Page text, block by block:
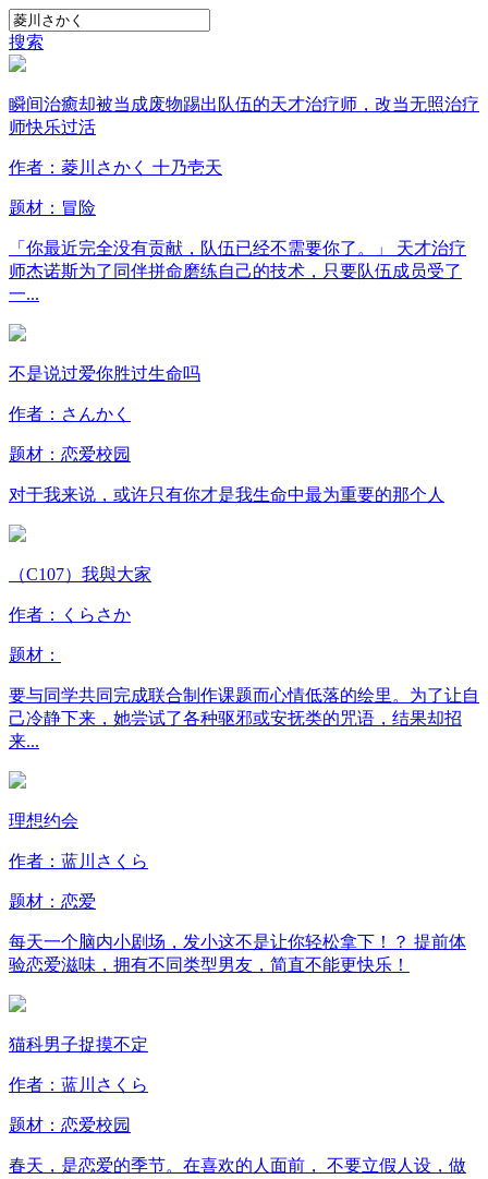
搜索
瞬间治癒却被当成废物踢出队伍的天才治疗师，改当无照治疗
师快乐过活
作者：菱川さかく 十乃壱天
题材： 冒险
「你最近完全没有贡献，队伍已经不需要你了。」 天才治疗
师杰诺斯为了同伴拼命磨练自己的技术，只要队伍成员受了
一...
不是说过爱你胜过生命吗
作者：さんかく
题材： 恋爱校园
对于我来说，或许只有你才是我生命中最为重要的那个人
（C107）我與大家
作者：くらさか
题材：
要与同学共同完成联合制作课题而心情低落的绘里。为了让自
己冷静下来，她尝试了各种驱邪或安抚类的咒语，结果却招
来...
理想约会
作者：蓝川さくら
题材： 恋爱
每天一个脑内小剧场，发小这不是让你轻松拿下！？ 提前体
验恋爱滋味，拥有不同类型男友，简直不能更快乐！
猫科男子捉摸不定
作者：蓝川さくら
题材： 恋爱校园
春天，是恋爱的季节。在喜欢的人面前， 不要立假人设，做